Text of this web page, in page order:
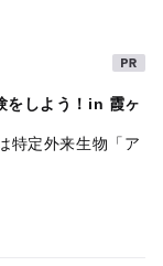
をしよう！in 霞ヶ
特定外来生物「ア